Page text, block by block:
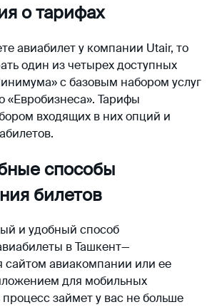
о тарифах
авиабилет у компании Utair, то
один из четырех доступных
с базовым набором услуг
«Евробизнеса». Тарифы
входящих в них опций и
способы
билетов
и удобный способ
в Ташкент—
сайтом авиакомпании или ее
для мобильных
займет у вас не больше